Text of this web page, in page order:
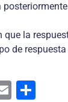
que la
de
E